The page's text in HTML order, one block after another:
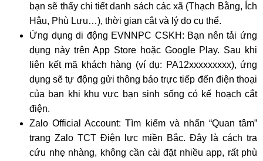
bạn sẽ thấy chi tiết danh sách các xã (Thạch Bằng, Ích
Hậu, Phù Lưu…), thời gian cắt và lý do cụ thể.
Ứng dụng di động EVNNPC CSKH: Bạn nên tải ứng
dụng này trên App Store hoặc Google Play. Sau khi
liên kết mã khách hàng (ví dụ: PA12xxxxxxxxx), ứng
dụng sẽ tự động gửi thông báo trực tiếp đến điện thoại
của bạn khi khu vực bạn sinh sống có kế hoạch cắt
điện.
Zalo Official Account: Tìm kiếm và nhấn “Quan tâm”
trang Zalo TCT Điện lực miền Bắc. Đây là cách tra
cứu nhẹ nhàng, không cần cài đặt nhiều app, rất phù